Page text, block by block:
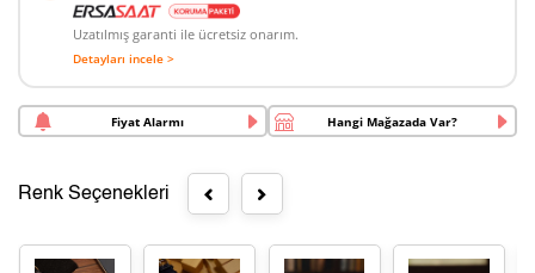
Uzatılmış garanti ile ücretsiz onarım.
Detayları incele >
Fiyat Alarmı Hangi Mağazada Var?
Renk Seçenekleri